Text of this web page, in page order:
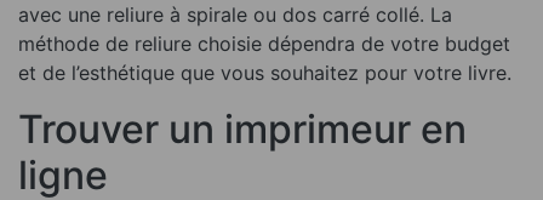
avec une reliure à spirale ou dos carré collé. La
méthode de reliure choisie dépendra de votre budget
et de l’esthétique que vous souhaitez pour votre livre.
Trouver un imprimeur en
ligne